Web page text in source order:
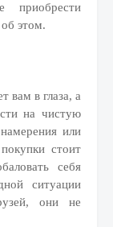
приобрести
этом.
вам в глаза, а
на чистую
или
стоит
себя
ситуации
они не